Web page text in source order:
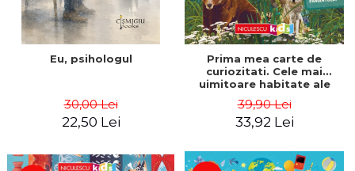
Eu, psihologul
30,00 Lei
22,50 Lei
Prima mea carte de
curiozitati. Cele mai
uimitoare habitate ale
Gemma Perez Herrero
39,90 Lei
33,92 Lei